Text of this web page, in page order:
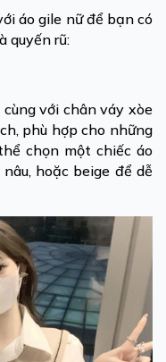
áo gile nữ để bạn có
quyến rũ:
với chân váy xòe
phù hợp cho những
chọn một chiếc áo
hoặc beige để dễ